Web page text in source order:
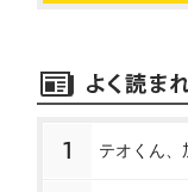
1 テオくん、